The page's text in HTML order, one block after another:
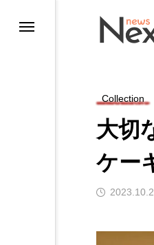
Collection
大切
ケー